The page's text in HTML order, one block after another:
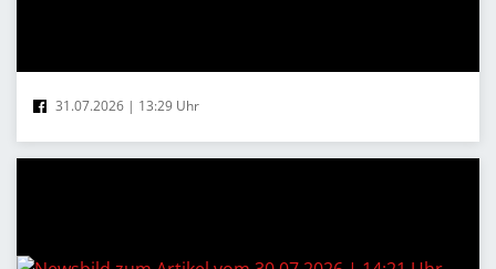
31.07.2026 | 13:29 Uhr